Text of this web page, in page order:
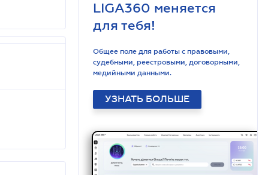
LIGA360 меняется
для тебя!
Общее поле для работы с правовыми,
судебными, реестровыми, договорными,
медийными данными.
УЗНАТЬ БОЛЬШЕ